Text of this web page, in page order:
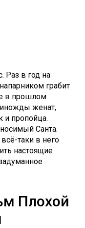
Раз в год на
грабит
в прошлом
женат,
и пропойца.
Санта.
таки в него
настоящие
Плохой